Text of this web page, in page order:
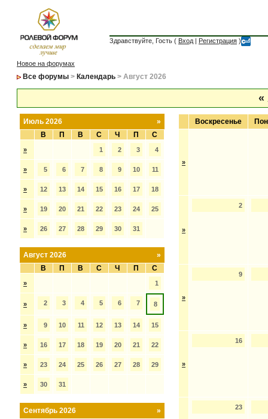
Здравствуйте, Гость ( Вход | Регистрация )
Новое на форумах
Все форумы > Календарь > Август 2026
«
»
Июль 2026
В
П В С Ч П С
» 1 2 3 4
» 5 6 7 8 9 10 11
» 12 13 14 15 16 17 18
» 19 20 21 22 23 24 25
» 26 27 28 29 30 31
»
Август 2026
В
П В С Ч П С
» 1
» 2 3 4 5 6 7 8
» 9 10 11 12 13 14 15
» 16 17 18 19 20 21 22
» 23 24 25 26 27 28 29
» 30 31
»
Сентябрь 2026
Воскресенье
»
»
2
»
9
»
16
23